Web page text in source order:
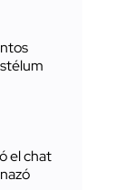
el chat